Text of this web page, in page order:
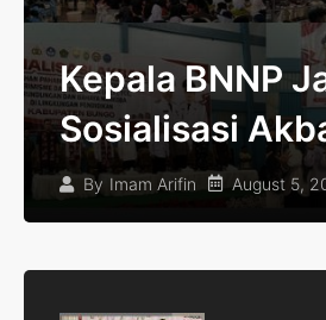
Kepala BNNP
Sosialisasi
Bahaya
IRETT, TCC dan
Perundungan
By Imam Arifin August 5,